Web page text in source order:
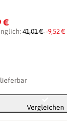
€
41,01 €-9,52 €
Vergleichen